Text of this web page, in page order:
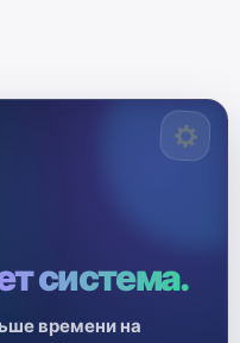
система.
времени на